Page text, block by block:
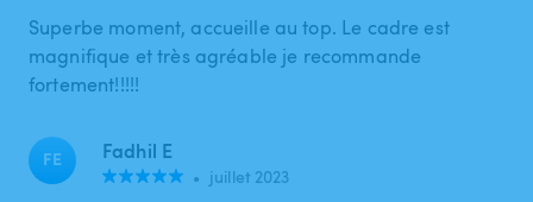
Superbe moment, accueille au top. Le cadre est
magnifique et très agréable je recommande
fortement!!!!!
FE Fadhil E
• juillet 2023